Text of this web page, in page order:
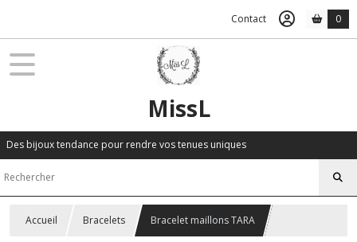
Contact 0
MissL
Des bijoux tendance pour rendre vos tenues uniques
Accueil Bracelets Bracelet maillons TARA